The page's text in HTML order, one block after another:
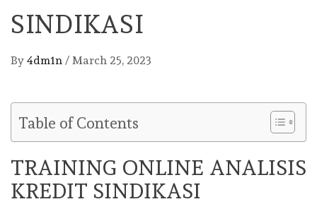
SINDIKASI
By 4dm1n / March 25, 2023
Table of Contents
TRAINING ONLINE ANALISIS
KREDIT SINDIKASI